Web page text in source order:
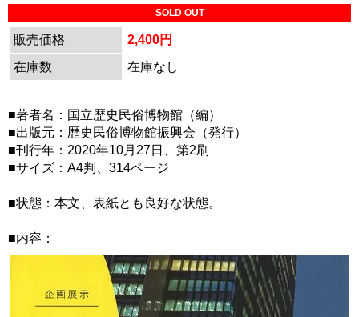
SOLD OUT
販売価格
2,400円
在庫数
在庫なし
■著者名：国立歴史民俗博物館（編）
■出版元：歴史民俗博物館振興会（発行）
■刊行年：2020年10月27日、第2刷
■サイズ：A4判、314ページ
■状態：本文、表紙とも良好な状態。
■内容：